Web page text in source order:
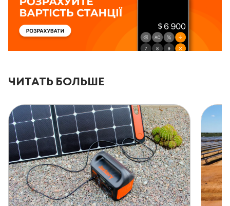
ЧИТАТЬ БОЛЬШЕ